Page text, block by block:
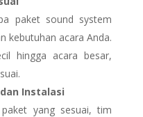
paket sound system
kebutuhan acara Anda.
hingga acara besar,
Instalasi
yang sesuai, tim